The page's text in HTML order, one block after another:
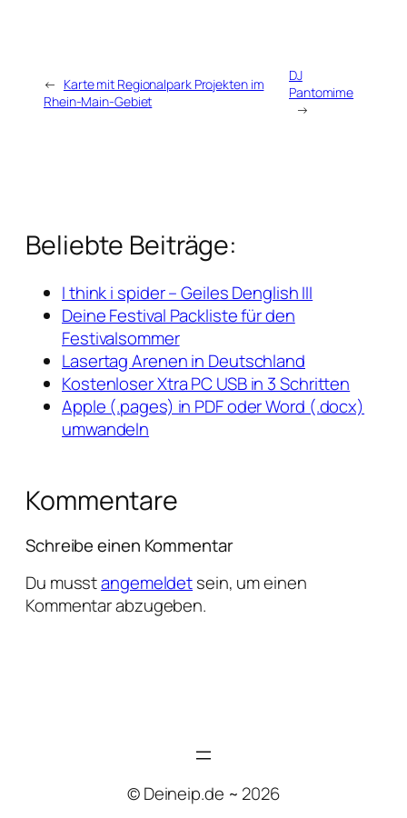
← Karte mit Regionalpark Projekten im
Rhein-Main-Gebiet
DJ
Pantomime
→
Beliebte Beiträge:
I think i spider – Geiles Denglish III
Deine Festival Packliste für den
Festivalsommer
Lasertag Arenen in Deutschland
Kostenloser Xtra PC USB in 3 Schritten
Apple (.pages) in PDF oder Word (.docx)
umwandeln
Kommentare
Schreibe einen Kommentar
Du musstangemeldetsein, um einen
Kommentar abzugeben.
© Deineip.de ~ 2026